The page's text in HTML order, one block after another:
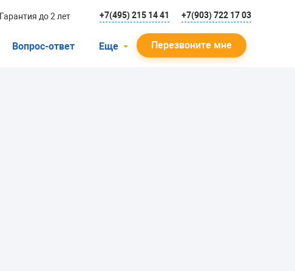
Гарантия до 2 лет +7(495) 215 14 41 +7(903) 722 17 03
Вопрос-ответ Еще Перезвоните мне